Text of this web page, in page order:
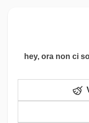
hey, ora non ci